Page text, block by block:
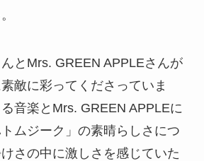
とMrs. GREEN APPLEさんが
敵に彩ってくださっていま
音楽とMrs. GREEN APPLEに
ムジーク」の素晴らしさにつ
さの中に激しさを感じていた